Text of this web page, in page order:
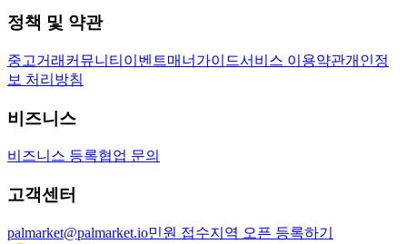
정책 및 약관
중고거래 커뮤니티 이벤트매너가이드서비스 이용약관개인정
보 처리방침
비즈니스
비즈니스 등록협업 문의
고객센터
palmarket@palmarket.io민원 접수지역 오픈 등록하기